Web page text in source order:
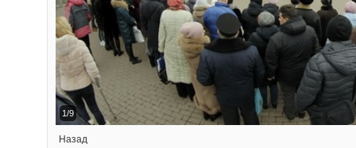
2/9
Назад